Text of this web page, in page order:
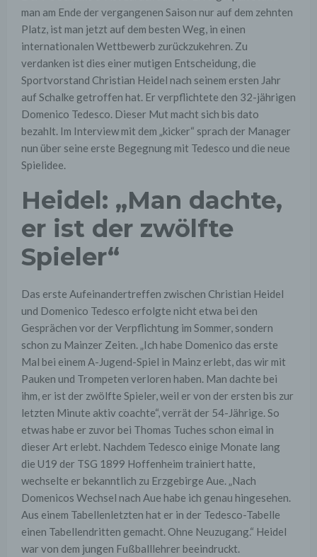
man am Ende der vergangenen Saison nur auf dem zehnten
Platz, ist man jetzt auf dem besten Weg, in einen
internationalen Wettbewerb zurückzukehren. Zu
verdanken ist dies einer mutigen Entscheidung, die
Sportvorstand Christian Heidel nach seinem ersten Jahr
auf Schalke getroffen hat. Er verpflichtete den 32-jährigen
Domenico Tedesco. Dieser Mut macht sich bis dato
bezahlt. Im Interview mit dem „kicker“ sprach der Manager
nun über seine erste Begegnung mit Tedesco und die neue
Spielidee.
Heidel: „Man dachte,
er ist der zwölfte
Spieler“
Das erste Aufeinandertreffen zwischen Christian Heidel
und Domenico Tedesco erfolgte nicht etwa bei den
Gesprächen vor der Verpflichtung im Sommer, sondern
schon zu Mainzer Zeiten. „Ich habe Domenico das erste
Mal bei einem A-Jugend-Spiel in Mainz erlebt, das wir mit
Pauken und Trompeten verloren haben. Man dachte bei
ihm, er ist der zwölfte Spieler, weil er von der ersten bis zur
letzten Minute aktiv coachte“, verrät der 54-Jährige. So
etwas habe er zuvor bei Thomas Tuches schon eimal in
dieser Art erlebt. Nachdem Tedesco einige Monate lang
die U19 der TSG 1899 Hoffenheim trainiert hatte,
wechselte er bekanntlich zu Erzgebirge Aue. „Nach
Domenicos Wechsel nach Aue habe ich genau hingesehen.
Aus einem Tabellenletzten hat er in der Tedesco-Tabelle
einen Tabellendritten gemacht. Ohne Neuzugang.“ Heidel
war von dem jungen Fußballlehrer beeindruckt.